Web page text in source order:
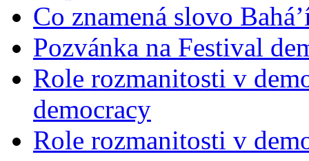
Co znamená slovo
Pozvánka na Festival
Role rozmanitosti v
democracy
Role rozmanitosti v